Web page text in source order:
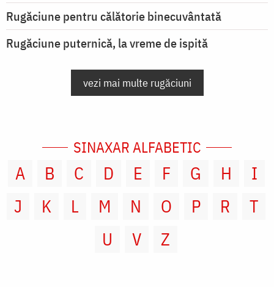
Rugăciune pentru călătorie binecuvântată
Rugăciune puternică, la vreme de ispită
vezi mai multe rugăciuni
SINAXAR ALFABETIC
A B C D E F G H
I
J
K L M N O P R
T
U
V Z